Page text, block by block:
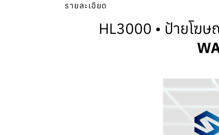
รายละเอียด
HL3000 • ป้ายโฆ